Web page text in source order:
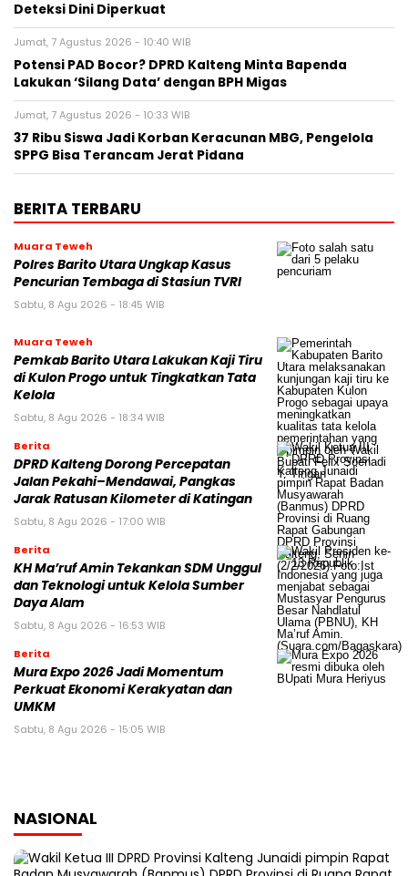
Deteksi Dini Diperkuat
Jumat, 7 Agustus 2026 - 10:40 WIB
Potensi PAD Bocor? DPRD Kalteng Minta Bapenda
Lakukan ‘Silang Data’ dengan BPH Migas
Jumat, 7 Agustus 2026 - 10:33 WIB
37 Ribu Siswa Jadi Korban Keracunan MBG, Pengelola
SPPG Bisa Terancam Jerat Pidana
BERITA TERBARU
Muara Teweh
Polres Barito Utara Ungkap Kasus
Pencurian Tembaga di Stasiun TVRI
Sabtu, 8 Agu 2026 - 18:45 WIB
Muara Teweh
Pemkab Barito Utara Lakukan Kaji Tiru
di Kulon Progo untuk Tingkatkan Tata
Kelola
Sabtu, 8 Agu 2026 - 18:34 WIB
Berita
DPRD Kalteng Dorong Percepatan
Jalan Pekahi–Mendawai, Pangkas
Jarak Ratusan Kilometer di Katingan
Sabtu, 8 Agu 2026 - 17:00 WIB
Berita
KH Ma’ruf Amin Tekankan SDM Unggul
dan Teknologi untuk Kelola Sumber
Daya Alam
Sabtu, 8 Agu 2026 - 16:53 WIB
Berita
Mura Expo 2026 Jadi Momentum
Perkuat Ekonomi Kerakyatan dan
UMKM
Sabtu, 8 Agu 2026 - 15:05 WIB
NASIONAL